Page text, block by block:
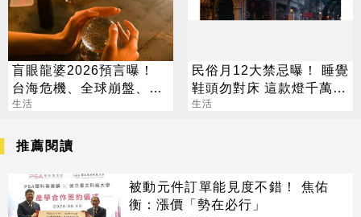
盲眼龍婆2026預言曝！
台海危機、全球崩盤、外
星人來訪引熱議
生活
民俗月12大禁忌曝！ 睡覺
鞋頭勿對床 這款燈千萬別
掛
生活
推薦閱讀
被動元件訂單能見度不錯！ 焦佑
衡：漲價「勢在必行」